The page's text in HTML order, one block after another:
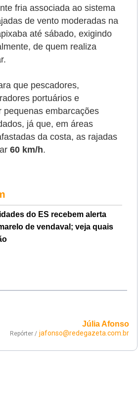
fria associada ao sistema
de vento moderadas na
até sábado, exigindo
de quem realiza
que pescadores,
portuários e
pequenas embarcações
já que, em áreas
da costa, as rajadas
60 km/h.
do ES recebem alerta
de vendaval; veja quais
Júlia Afonso
Repórter / jafonso@redegazeta.com.br